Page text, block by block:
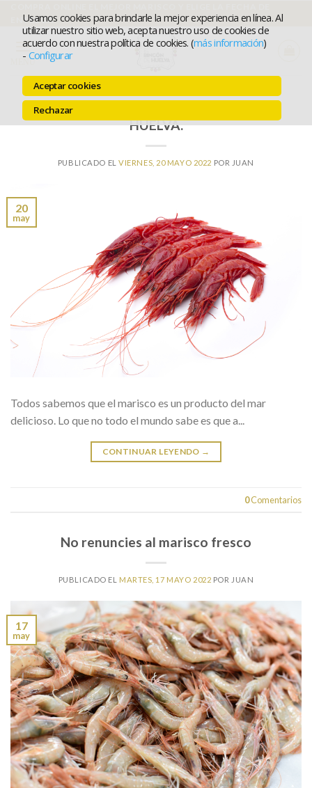
Usamos cookies para brindarle la mejor experiencia en línea. Al
utilizar nuestro sitio web, acepta nuestro uso de cookies de
acuerdo con nuestra política de cookies. (más información)
- Configurar
Aceptar cookies
Rechazar
contenido
ENTREGA
MENÚ
20 CUALIDADES DEL MARISCO DE
HUELVA.
PUBLICADO ELVIERNES, 20 MAYO 2022 POR JUAN
20
may
Todos sabemos que el marisco es un producto del mar
delicioso. Lo que no todo el mundo sabe es que a...
CONTINUAR LEYENDO →
0Comentarios
No renuncies al marisco fresco
PUBLICADO EL MARTES, 17 MAYO 2022 POR JUAN
17
may